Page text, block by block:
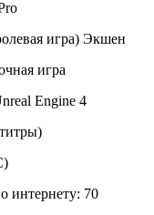
игра) Экшен
игра
Engine 4
интернету: 70